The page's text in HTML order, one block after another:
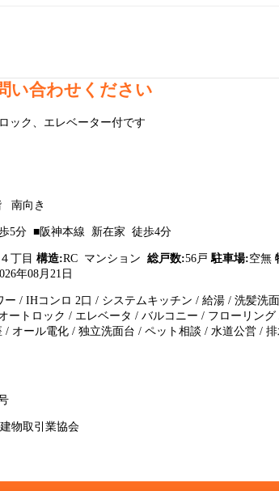
い合わせください
ック、エレベーター付です
南向き
5分 ■阪神本線 新在家 徒歩4分
丁目 構造:RC マンション 総戸数:56戸 駐車場:空無
年08月21日
/ IHコンロ 2口 / システムキッチン / 給湯 / 洗髪洗
ートロック / エレベータ / バルコニー / フローリン
オール電化 / 独立洗面台 / ペット相談 / 水道公営 /
物取引業協会